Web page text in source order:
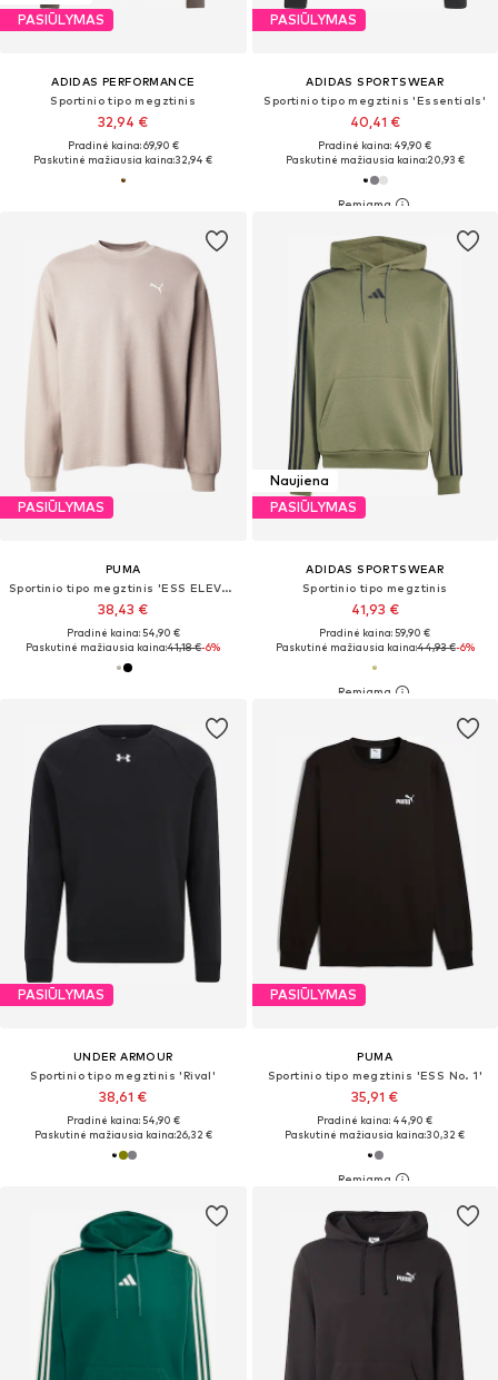
PASIŪLYMAS
ADIDAS PERFORMANCE
Sportinio tipo megztinis
32,94 €
Pradinė kaina: 69,90 €
Paskutinė mažiausia kaina:32,94 €
PASIŪLYMAS
ADIDAS SPORTSWEAR
Sportinio tipo megztinis 'Essentials'
40,41 €
Pradinė kaina: 49,90 €
Paskutinė mažiausia kaina:20,93 €
PASIŪLYMAS
PUMA
Sportinio tipo megztinis 'ESS ELEVATED'
38,43 €
Pradinė kaina: 54,90 €
Paskutinė mažiausia kaina:41,18 €-6%
Naujiena
PASIŪLYMAS
ADIDAS SPORTSWEAR
Sportinio tipo megztinis
41,93 €
Pradinė kaina: 59,90 €
Paskutinė mažiausia kaina:44,93 €-6%
PASIŪLYMAS
UNDER ARMOUR
Sportinio tipo megztinis 'Rival'
38,61 €
Pradinė kaina: 54,90 €
Paskutinė mažiausia kaina:26,32 €
PASIŪLYMAS
PUMA
Sportinio tipo megztinis 'ESS No. 1'
35,91 €
Pradinė kaina: 44,90 €
Paskutinė mažiausia kaina:30,32 €